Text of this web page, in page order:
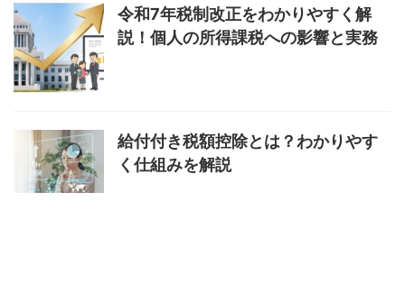
令和7年税制改正をわかりやすく解
説！個人の所得課税への影響と実務
給付付き税額控除とは？わかりやす
く仕組みを解説